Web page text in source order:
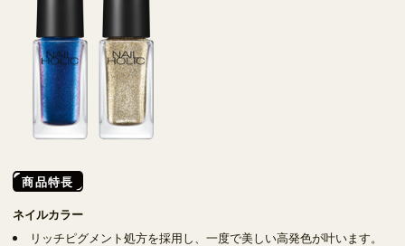
商品特長
ネイルカラー
リッチピグメント処方を採用し、一度で美しい高発色が叶います。